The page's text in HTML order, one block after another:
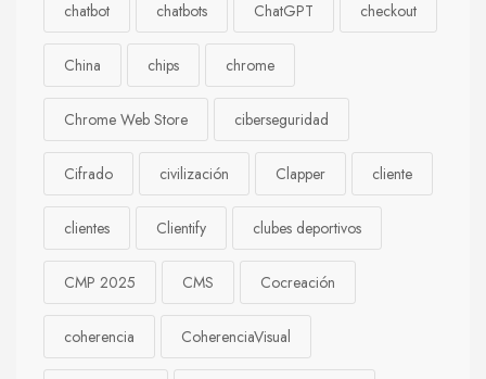
chatbot chatbots ChatGPT checkout
China chips chrome
Chrome Web Store ciberseguridad
Cifrado civilización Clapper cliente
clientes Clientify clubes deportivos
CMP 2025 CMS Cocreación
coherencia CoherenciaVisual